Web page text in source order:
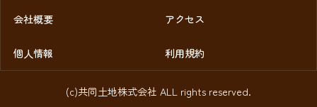
会社概要 アクセス
個人情報 利用規約
(c)共同土地株式会社 ALL rights reserved.